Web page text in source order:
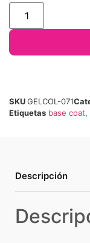
SKUGELCOL-071
Etiquetas base coat,
Descripción